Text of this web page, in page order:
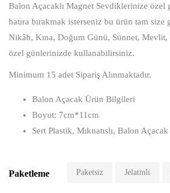
Balon Açacaklı Magnet Sevdiklerinize özel
hatıra bırakmak isterseniz bu ürün tam size
Nikâh, Kına, Doğum Günü, Sünnet,
özel günlerinizde kullanabilirsiniz.
Minimum 15 adet Sipariş Alınmaktadır.
Balon Açacak Ürün Bilgileri
Boyut: 7cm*11cm
Sert Plastik, Mıknatıslı, Balon
Paketleme Paketsiz Jelatinli